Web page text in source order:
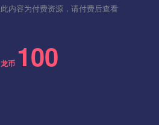
此内容为付费资源，请付费后查看
龙币 100